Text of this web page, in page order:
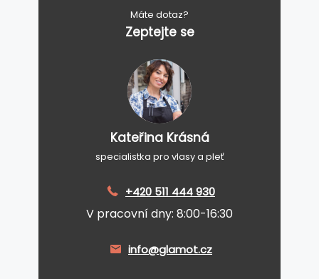
Máte dotaz?
Zeptejte se
Kateřina Krásná
specialistka pro vlasy a pleť
+420 511 444 930
V pracovní dny: 8:00-16:30
info@glamot.cz